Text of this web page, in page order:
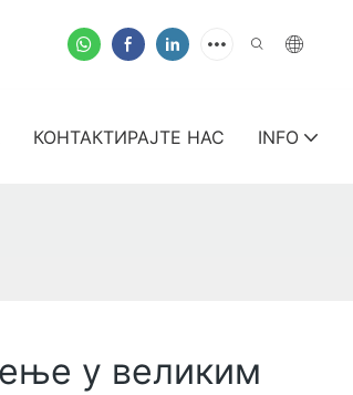
КОНТАКТИРАЈТЕ НАС INFO
у великим